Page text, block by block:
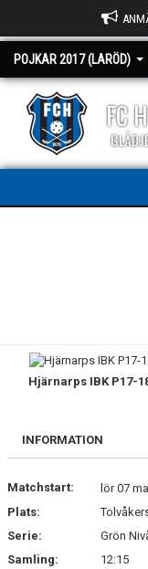
POJKAR 2017 (LARÖD)
FC
TRUPPEN
DOKUMENT
Hjärnarps IBK P17-
INFORMATION
Matchstart:
lör 07
Plats:
Serie:
Grön
Samling:
12:15